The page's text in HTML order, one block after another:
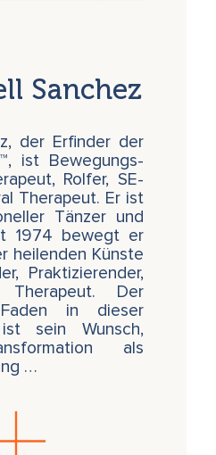
sich Räume für
für
und Funktion werden
mit Bewegung,
und mit
In diesem Prozess
Ein feineres
– für Balance, für
das Zusammenspiel
Daraus wächst
in Kontakt zu kommen
Mitte.
Sanchez
der Erfinder der
ist Bewegungs-
Rolfer, SE-
Therapeut. Er ist
Tänzer und
1974 bewegt er
heilenden Künste
Praktizierender,
Der
in dieser
sein Wunsch,
als
…